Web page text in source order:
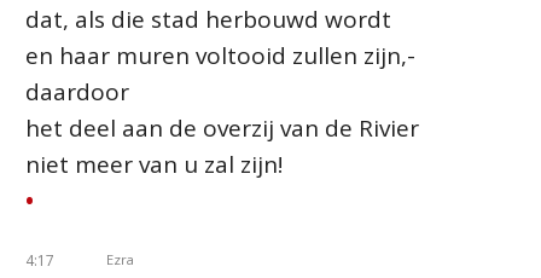
dat, als die stad herbouwd wordt
en haar muren voltooid zullen zijn,-
daardoor
het deel aan de overzij van de Rivier
niet meer van u zal zijn!
•
4:17 Ezra